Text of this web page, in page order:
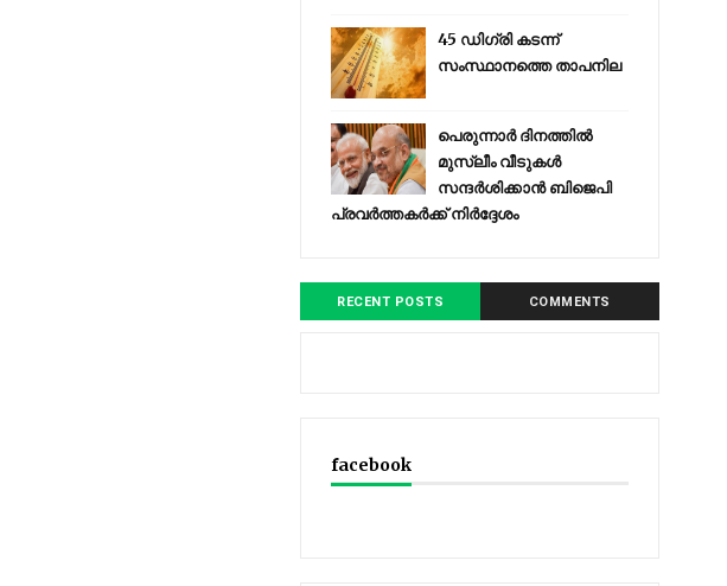
45 ഡിഗ്രി കടന്ന്
സംസ്ഥാനത്തെ താപനില
പെരുന്നാര്‍ ദിനത്തില്‍
മുസ്ലീം വീടുകള്‍
സന്ദര്‍ശിക്കാന്‍ ബിജെപി
പ്രവര്‍ത്തകര്‍ക്ക് നിര്‍ദ്ദേശം
RECENT POSTS COMMENTS
facebook